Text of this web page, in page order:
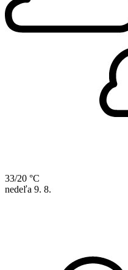
33/20 °C
nedeľa 9. 8.